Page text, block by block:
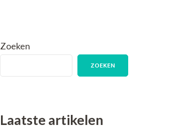
Zoeken
ZOEKEN
Laatste artikelen